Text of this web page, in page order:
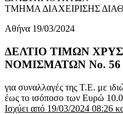
ΤΜΗΜΑ ΔΙΑΧΕΙΡΙΣΗΣ
Αθήνα 19/03/2024
ΔΕΛΤΙΟ ΤΙΜΩΝ
ΝΟΜΙΣΜΑΤΩΝ No. 56
για συναλλαγές της Τ.Ε. με
έως το ισόποσο των Ευρώ
Ισχύει από 19/03/2024 08:26